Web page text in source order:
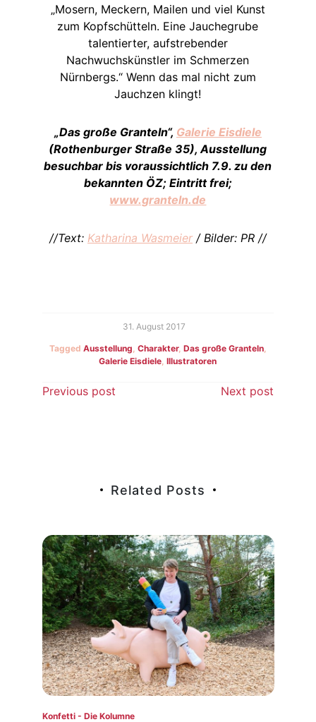
„Mosern, Meckern, Mailen und viel Kunst
zum Kopfschütteln. Eine Jauchegrube
talentierter, aufstrebender
Nachwuchskünstler im Schmerzen
Nürnbergs.“ Wenn das mal nicht zum
Jauchzen klingt!
„Das große Granteln“, Galerie Eisdiele
(Rothenburger Straße 35), Ausstellung
besuchbar bis voraussichtlich 7.9. zu den
bekannten ÖZ; Eintritt frei;
www.granteln.de
//Text: Katharina Wasmeier/ Bilder: PR //
31. August 2017
Tagged Ausstellung Charakter, Das große Granteln,
Galerie Eisdiele ,Illustratoren
Beitragsnavigation
Previous post Next post
Related Posts
Konfetti - Die Kolumne